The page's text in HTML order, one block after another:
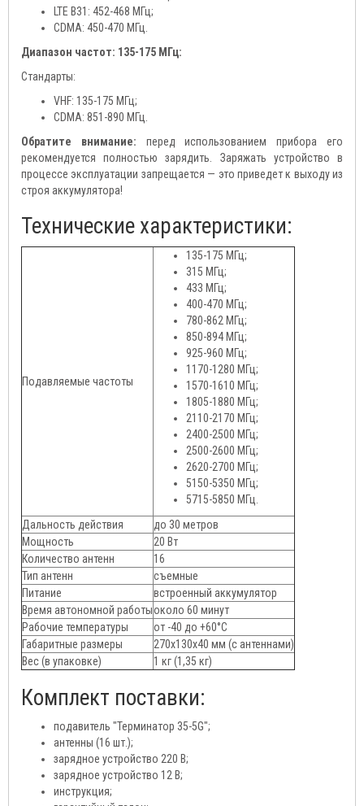
LTE B31: 452-468 МГц;
CDMA: 450-470 МГц.
Диапазон частот: 135-175 МГц:
Стандарты:
VHF: 135-175 МГц;
CDMA: 851-890 МГц.
Обратите внимание: перед использованием прибора его
рекомендуется полностью зарядить. Заряжать устройство в
процессе эксплуатации запрещается — это приведет к выходу из
строя аккумулятора!
Технические характеристики:
Подавляемые частоты
135-175 МГц;
315 МГц;
433 МГц;
400-470 МГц;
780-862 МГц;
850-894 МГц;
925-960 МГц;
1170-1280 МГц;
1570-1610 МГц;
1805-1880 МГц;
2110-2170 МГц;
2400-2500 МГц;
2500-2600 МГц;
2620-2700 МГц;
5150-5350 МГц;
5715-5850 МГц.
Дальность действия
до 30 метров
Мощность
20 Вт
Количество антенн
16
Тип антенн
съемные
Питание
встроенный аккумулятор
Время автономной работыоколо 60 минут
Рабочие температуры
от -40 до +60°C
Габаритные размеры
270x130x40 мм (с антеннами)
Вес (в упаковке)
1 кг (1,35 кг)
Комплект поставки:
подавитель "Терминатор 35-5G";
антенны (16 шт.);
зарядное устройство 220 В;
зарядное устройство 12 В;
инструкция;